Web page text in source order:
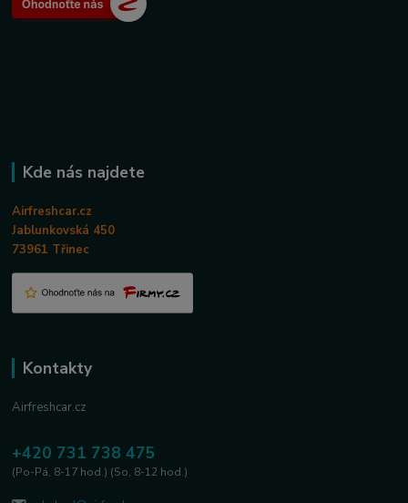
Kde nás najdete
Airfreshcar.cz
Jablunkovská 450
73961 Třinec
Kontakty
Airfreshcar.cz
+420 731 738 475
(Po-Pá, 8-17 hod.) (So, 8-12 hod.)